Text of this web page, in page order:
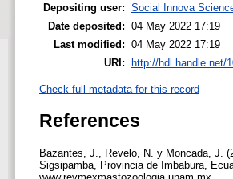
Depositing user: Social Innova
Date deposited: 04 May 2022 17:19
Last modified: 04 May 2022 17:19
URI:
http://hdl.handle.net/
Check full metadata for this record
References
Bazantes, J., Revelo, N. y Moncada, J.
Sigsipamba, Provincia de Imbabura,